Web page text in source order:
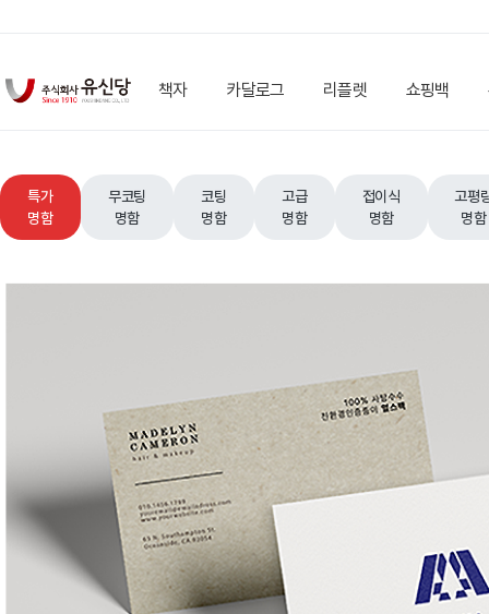
책자 카달로그 리플렛 쇼핑백
특가
명함
무코팅
명함
코팅
명함
고급
명함
접이식
명함
고평
명함